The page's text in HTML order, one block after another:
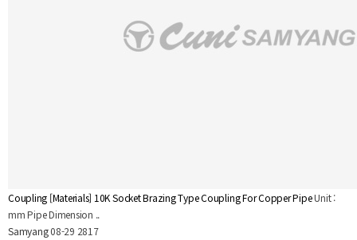
Coupling [Materials] 10K Socket Brazing Type Coupling For Copper PipeUnit :
mm Pipe Dimension ..
Samyang08-29 2817